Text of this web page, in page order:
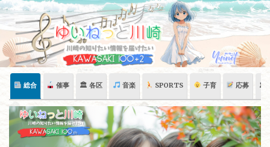
Skip
content
総合 催事 🏛 各区 音楽 SPORTS 子育 応募 🏛